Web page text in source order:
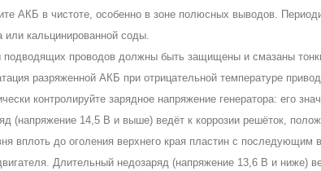
АКБ в чистоте, особенно в зоне полюсных выводов.
или кальцинированной соды.
проводов должны быть защищены и смазаны
разряженной АКБ при отрицательной температуре
контролируйте зарядное напряжение генератора: его
(напряжение 14,5 В и выше) ведёт к коррозии решёток,
вплоть до оголения верхнего края пластин с последующим
Длительный недозаряд (напряжение 13,6 В и ниже)